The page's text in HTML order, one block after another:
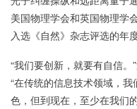
美国物理学会和英国物理学
入选《自然》杂志评选的年
“我们要创新，就要有自信。
“在传统的信息技术领域，
色，但到现在，至少在我们